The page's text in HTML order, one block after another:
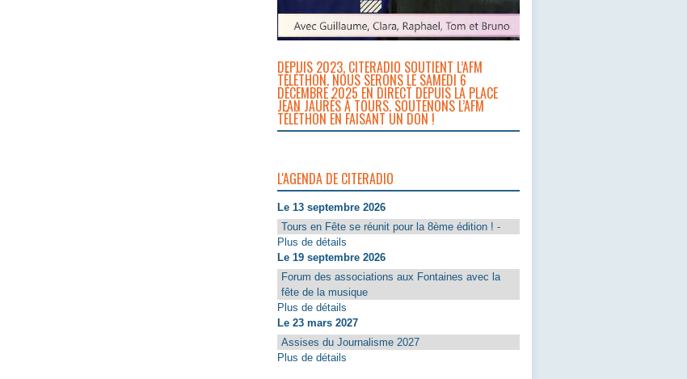
DEPUIS 2023, CITERADIO SOUTIENT L’AFM
TÉLÉTHON. NOUS SERONS LE SAMEDI 6
DÉCEMBRE 2025 EN DIRECT DEPUIS LA PLACE
JEAN JAURÈS À TOURS. SOUTENONS L’AFM
TÉLÉTHON EN FAISANT UN DON !
L'AGENDA DE CITERADIO
Le 13 septembre 2026
Tours en Fête se réunit pour la 8ème édition ! -
Plus de détails
Le 19 septembre 2026
Forum des associations aux Fontaines avec la
fête de la musique
Plus de détails
Le 23 mars 2027
Assises du Journalisme 2027
Plus de détails